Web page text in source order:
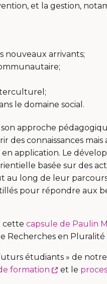
et la gestion,
nouveaux arrivants;
le domaine social.
son approche
des connaissances mais
application. Le
basée sur des
au long de leur
pour répondre aux
cette capsule de Paulin
Recherches en Pluralité
étudiants » de
formation
Ce
et le